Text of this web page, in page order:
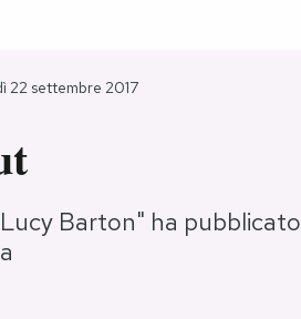
22 settembre 2017
Barton" ha pubblicato